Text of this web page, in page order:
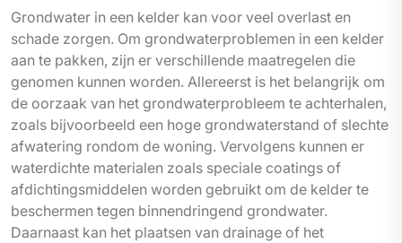
Grondwater in een kelder kan voor veel overlast en
schade zorgen. Om grondwaterproblemen in een kelder
aan te pakken, zijn er verschillende maatregelen die
genomen kunnen worden. Allereerst is het belangrijk om
de oorzaak van het grondwaterprobleem te achterhalen,
zoals bijvoorbeeld een hoge grondwaterstand of slechte
afwatering rondom de woning. Vervolgens kunnen er
waterdichte materialen zoals speciale coatings of
afdichtingsmiddelen worden gebruikt om de kelder te
beschermen tegen binnendringend grondwater.
Daarnaast kan het plaatsen van drainage of het